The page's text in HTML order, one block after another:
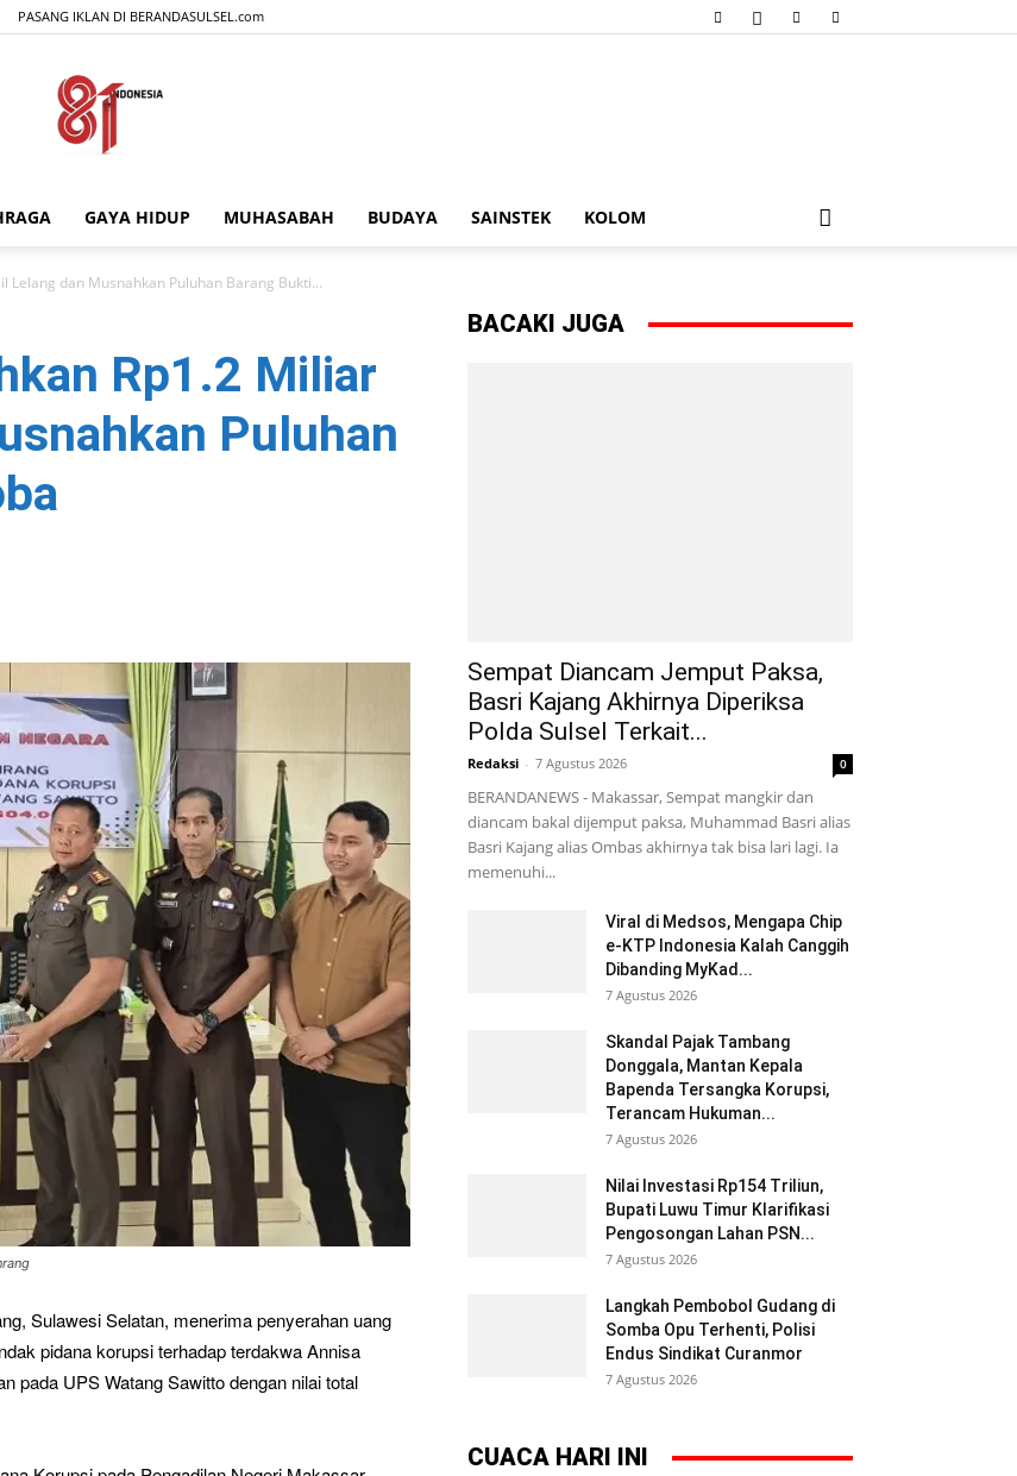
PASANG IKLAN DI BERANDASULSEL.com
GAYA HIDUP MUHASABAH BUDAYA SAINSTEK KOLOM
Lelang dan Musnahkan Puluhan Barang Bukti...
Rp1.2 Miliar
Puluhan
Sulawesi Selatan, menerima penyerahan uang
pidana korupsi terhadap terdakwa Annisa
pada UPS Watang Sawitto dengan nilai total
BACAKI JUGA
Sempat Diancam Jemput Paksa,
Basri Kajang Akhirnya Diperiksa
Polda Sulsel Terkait...
Redaksi - 7 Agustus 2026 0
BERANDANEWS - Makassar, Sempat mangkir dan
diancam bakal dijemput paksa, Muhammad Basri alias
Basri Kajang alias Ombas akhirnya tak bisa lari lagi. Ia
memenuhi...
Viral di Medsos, Mengapa Chip
e-KTP Indonesia Kalah Canggih
Dibanding MyKad...
7 Agustus 2026
Skandal Pajak Tambang
Donggala, Mantan Kepala
Bapenda Tersangka Korupsi,
Terancam Hukuman...
7 Agustus 2026
Nilai Investasi Rp154 Triliun,
Bupati Luwu Timur Klarifikasi
Pengosongan Lahan PSN...
7 Agustus 2026
Langkah Pembobol Gudang di
Somba Opu Terhenti, Polisi
Endus Sindikat Curanmor
7 Agustus 2026
CUACA HARI INI